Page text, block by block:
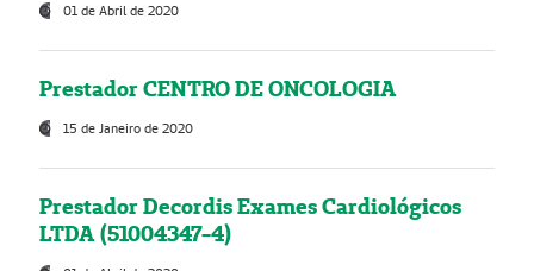
01 de Abril de 2020
Prestador CENTRO DE ONCOLOGIA
15 de Janeiro de 2020
Prestador Decordis Exames Cardiológicos
LTDA (51004347-4)